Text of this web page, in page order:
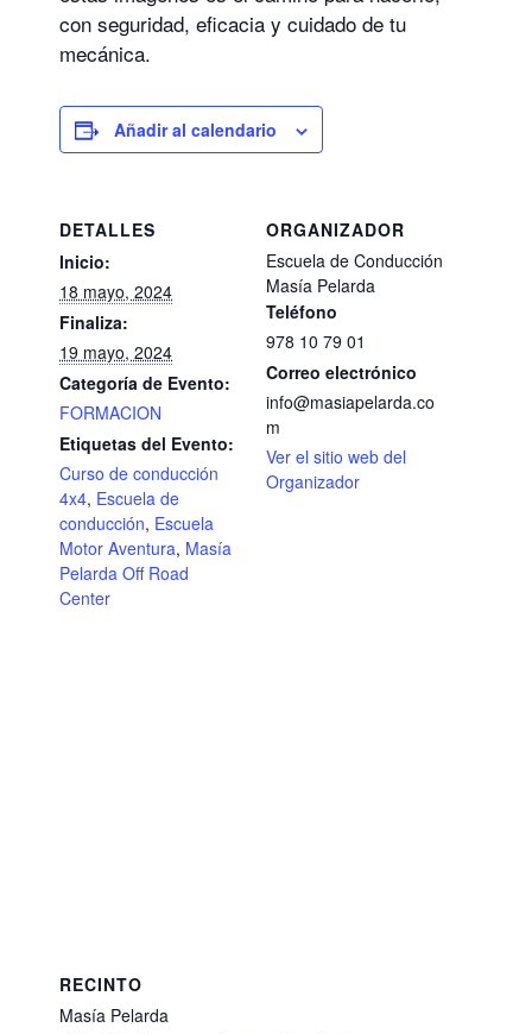
con seguridad, eficacia y cuidado de tu
mecánica.
Añadir al calendario
DETALLES
Inicio:
18 mayo, 2024
Finaliza:
19 mayo, 2024
Categoría de Evento:
FORMACION
Etiquetas del Evento:
Curso de conducción
4x4, Escuela de
conducción, Escuela
Motor Aventura, Masía
Pelarda Off Road
Center
ORGANIZADOR
Escuela de Conducción
Masía Pelarda
Teléfono
978 10 79 01
Correo electrónico
info@masiapelarda.co
m
Ver el sitio web del
Organizador
RECINTO
Masía Pelarda